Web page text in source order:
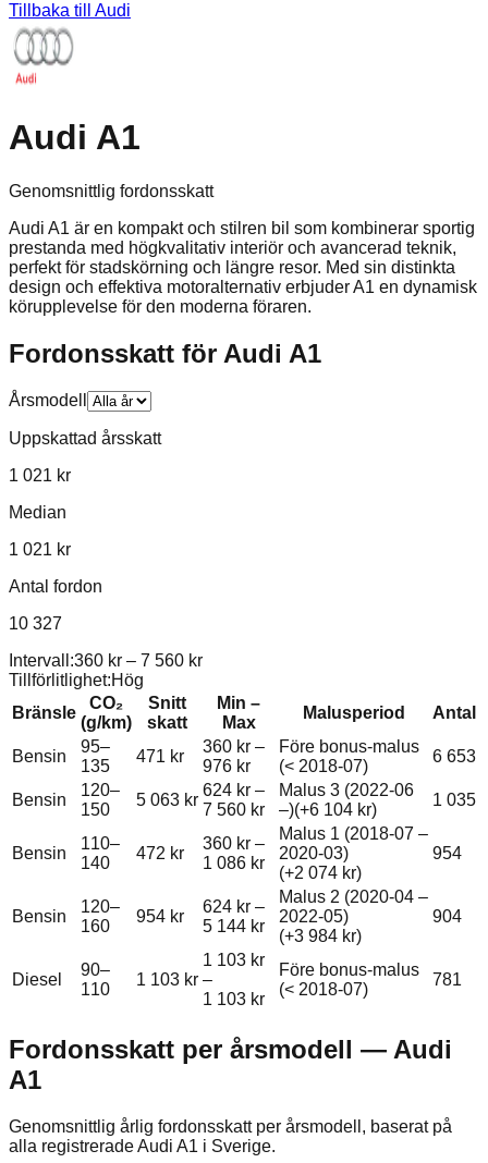
Tillbaka till Audi
Audi A1
Genomsnittlig fordonsskatt
Audi A1 är en kompakt och stilren bil som kombinerar sportig
prestanda med högkvalitativ interiör och avancerad teknik,
perfekt för stadskörning och längre resor. Med sin distinkta
design och effektiva motoralternativ erbjuder A1 en dynamisk
körupplevelse för den moderna föraren.
Fordonsskatt för Audi A1
Årsmodell
Uppskattad årsskatt
1 021 kr
Median
1 021 kr
Antal fordon
10 327
Intervall:360 kr – 7 560 kr
Tillförlitlighet:Hög
Bränsle
CO₂
(g/km)
Snitt
skatt
Min –
Max
Malusperiod Antal
Bensin
95–
135
471 kr
360 kr –
976 kr
Före bonus-malus
(< 2018-07)
6 653
Bensin
120–
150
5 063 kr
624 kr –
7 560 kr
Malus 3 (2022-06
–)(+6 104 kr)
1 035
Bensin
110–
140
472 kr
360 kr –
1 086 kr
Malus 1 (2018-07 –
2020-03)
(+2 074 kr)
954
Bensin
120–
160
954 kr
624 kr –
5 144 kr
Malus 2 (2020-04 –
2022-05)
(+3 984 kr)
904
Diesel
90–
110
1 103 kr
1 103 kr
–
1 103 kr
Före bonus-malus
(< 2018-07)
781
Fordonsskatt per årsmodell — Audi
A1
Genomsnittlig årlig fordonsskatt per årsmodell, baserat på
alla registreradeAudi A1 i Sverige.